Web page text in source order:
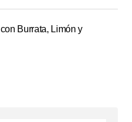
Burrata, Limón y